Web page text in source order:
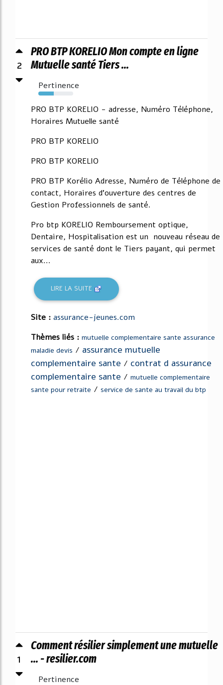
2
PRO BTP KORELIO Mon compte en ligne
Mutuelle santé Tiers ...
Pertinence
44%
PRO BTP KORELIO - adresse, Numéro Téléphone,
Horaires Mutuelle santé
PRO BTP KORELIO
PRO BTP KORELIO
PRO BTP Korélio Adresse, Numéro de Téléphone de
contact, Horaires d'ouverture des centres de
Gestion Professionnels de santé.
Pro btp KORELIO Remboursement optique,
Dentaire, Hospitalisation est un nouveau réseau de
services de santé dont le Tiers payant, qui permet
aux...
LIRE LA SUITE
Site : assurance-jeunes.com
Thèmes liés : mutuelle complementaire sante assurance
maladie devis / assurance mutuelle
complementaire sante / contrat d assurance
complementaire sante / mutuelle complementaire
sante pour retraite / service de sante au travail du btp
1
Comment résilier simplement une mutuelle
... - resilier.com
Pertinence